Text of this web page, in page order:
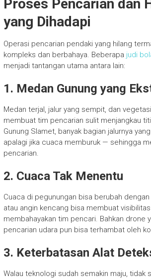
Proses Pencarian dan
yang Dihadapi
Operasi pencarian pendaki yang hilang
kompleks dan berbahaya. Beberapa judi
menjadi tantangan utama antara lain:
1. Medan Gunung yang
Medan terjal, jalur yang sempit, dan
membuat tim pencarian sulit menjangkau
Gunung Slamet, banyak bagian jalurnya
apalagi jika cuaca memburuk — sehingga
pencarian.
2. Cuaca Tak Menentu
Cuaca di pegunungan bisa berubah
atau angin kencang bisa membuat
membahayakan tim pencari. Bahkan drone
pencarian udara pun bisa terhambat oleh
3. Keterbatasan Alat
Walau teknologi sudah semakin maju, tidak